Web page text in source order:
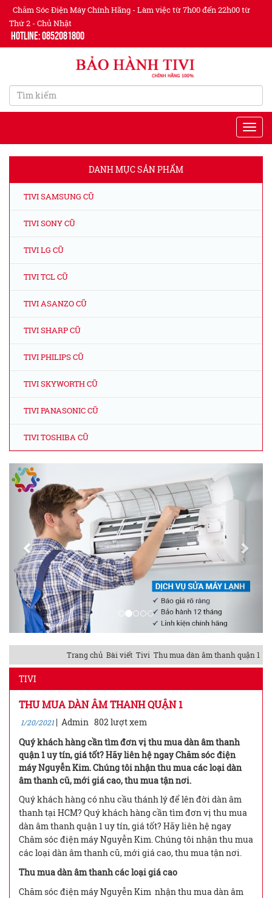
Chăm Sóc Điện Máy Chính Hãng - Làm việc từ 7h00 đến 22h00 từ
Thứ 2 - Chủ Nhật
Hotline: 0852081800
DANH MỤC SẢN PHẨM
TIVI SAMSUNG CŨ
TIVI SONY CŨ
TIVI LG CŨ
TIVI TCL CŨ
TIVI ASANZO CŨ
TIVI SHARP CŨ
TIVI PHILIPS CŨ
TIVI SKYWORTH CŨ
TIVI PANASONIC CŨ
TIVI TOSHIBA CŨ
Previous Next
Trang chủ Bài viết Tivi Thu mua dàn âm thanh quận 1
TIVI
THU MUA DÀN ÂM THANH QUẬN 1
1/20/2021 | Admin 802 lượt xem
Quý khách hàng cần tìm đơn vị thu mua dàn âm thanh
quận 1 uy tín, giá tốt? Hãy liên hệ ngay Chăm sóc điện
máy Nguyễn Kim. Chúng tôi nhận thu mua các loại dàn
âm thanh cũ, mới giá cao, thu mua tận nơi.
Quý khách hàng có nhu cầu thánh lý để lên đời dàn âm
thanh tại HCM? Quý khách hàng cần tìm đơn vị thu mua
dàn âm thanh quận 1 uy tín, giá tốt? Hãy liên hệ ngay
Chăm sóc điện máy Nguyễn Kim. Chúng tôi nhận thu mua
các loại dàn âm thanh cũ, mới giá cao, thu mua tận nơi.
Thu mua dàn âm thanh các loại giá cao
Chăm sóc điện máy Nguyễn Kim nhận thu mua dàn âm